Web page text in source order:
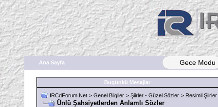
Ana Sayfa Gece Modu
Bugünkü Mesajlar
IRCdForum.Net > Genel Bilgiler > Şiirler - Güzel Sözler > Resimli
Ünlü Şahsiyetlerden Anlamlı Sözler